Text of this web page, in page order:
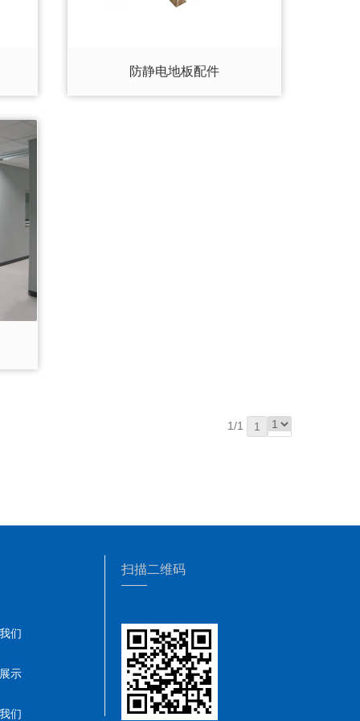
防静电地板配件
1/1 1
扫描二维码
——
们
示
们